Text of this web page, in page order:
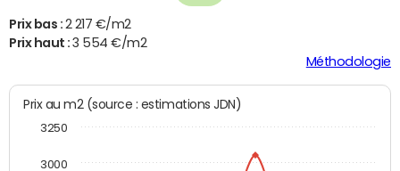
Prix bas : 2 217 €/m2
Prix haut :3 554 €/m2
Méthodologie
Prix au m2 (source : estimations JDN)
3000
3250